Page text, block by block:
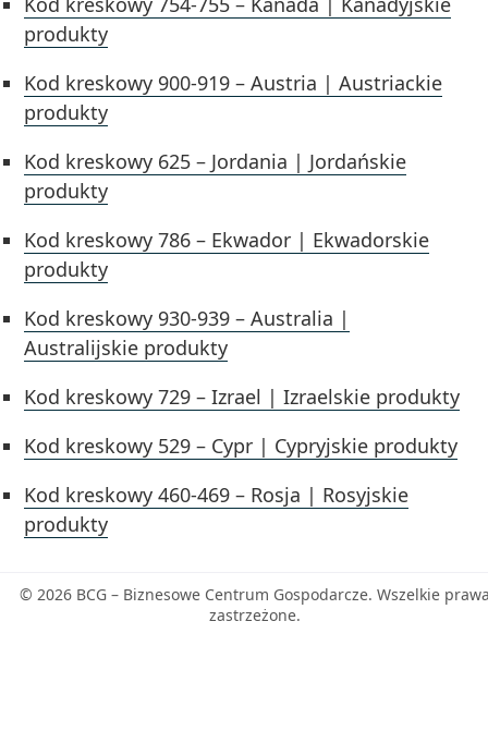
produkty
Kod kreskowy 900-919 – Austria | Austriackie
produkty
Kod kreskowy 625 – Jordania | Jordańskie
produkty
Kod kreskowy 786 – Ekwador | Ekwadorskie
produkty
Kod kreskowy 930-939 – Australia |
Australijskie produkty
Kod kreskowy 729 – Izrael | Izraelskie produkty
Kod kreskowy 529 – Cypr | Cypryjskie produkty
Kod kreskowy 460-469 – Rosja | Rosyjskie
produkty
© 2026 BCG – Biznesowe Centrum Gospodarcze. Wszelkie
zastrzeżone.